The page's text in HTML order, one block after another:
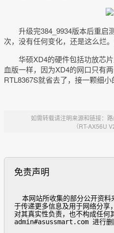
升级完384_9934版本后重启
次，没有任何变化，还是这么烂
华硕XD4的硬件包括功放芯
血版一样，因为XD4的网口只有
RTL8367S就省去了，接一颗细小
如需转载请注明来源和链接：
（RT-AX56U
免责声明
于传递更多信息及用于网络分享
对其真实性负责，也不构成任何
admin#asussmart.com 进行删